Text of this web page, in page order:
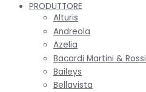
PRODUTTORE
Alturis
Andreola
Azelia
Bacardi Martini & Rossi
Baileys
Bellavista